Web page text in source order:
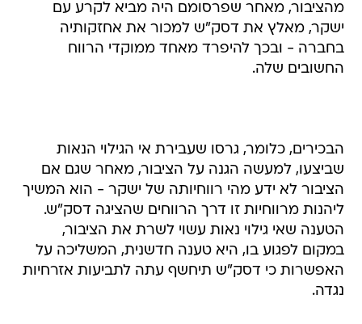
מהציבור, מאחר שפרסומם היה מביא לקרע עם
ישקר, מאלץ את דסק"ש למכור את אחזקותיה
בחברה - ובכך להיפרד מאחד ממוקדי הרווח
החשובים שלה.
הבכירים, כלומר, גרסו שעבירת אי הגילוי הנאות
שביצעו, למעשה הגנה על הציבור, מאחר שגם אם
הציבור לא ידע מהי רווחיותה של ישקר - הוא המשיך
ליהנות מרווחיות זו דרך הרווחים שהציגה דסק"ש.
הטענה שאי גילוי נאות עשוי לשרת את הציבור,
במקום לפגוע בו, היא טענה חדשנית, המשליכה על
האפשרות כי דסק"ש תיחשף עתה לתביעות אזרחיות
נגדה.